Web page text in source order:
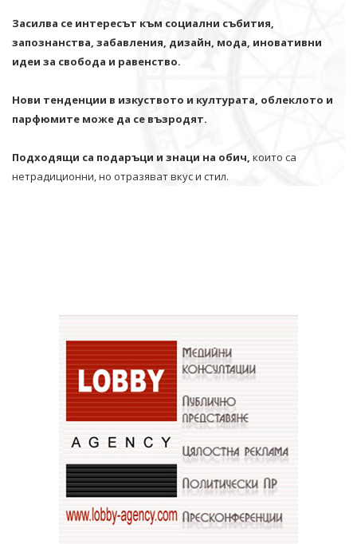
Засилва се интересът към социални събития,
запознанства, забавления, дизайн, мода, иновативни
идеи за свобода и равенство.
Нови тенденции в изкуството и културата, облеклото и
парфюмите може да се възродят.
Подходящи са подаръци и знаци на обич, които са
нетрадиционни, но отразяват вкус и стил.